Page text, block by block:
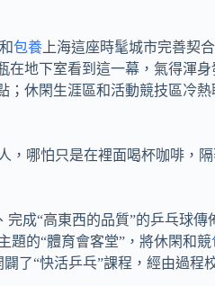
包養 上海這座時髦城市完善契
在地下室看到這一幕，氣得渾
休閑生涯區和活動競技區
，哪怕只是在裡面喝杯咖啡，
成“高東西的品質”的乒乓球
題的“體育會客堂”，將休閑和競
了“快活乒乓”課程，經由過